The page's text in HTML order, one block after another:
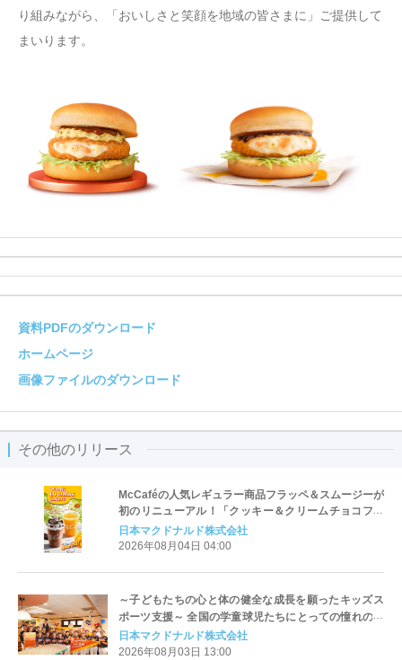
り組みながら、「おいしさと笑顔を地域の皆さまに」ご提供して
まいります。
資料PDFのダウンロード
ホームページ
画像ファイルのダウンロード
その他のリリース
McCaféの人気レギュラー商品フラッペ＆スムージーが
初のリニューアル！「クッキー＆クリームチョコフラ
ッペ」「マンゴースムージー」8月5日（水）から販売
開始
日本マクドナルド株式会社
2026年08月04日 04:00
～子どもたちの心と体の健全な成長を願ったキッズス
ポーツ支援～ 全国の学童球児たちにとっての憧れの舞
台が愛媛に！ 『高円宮賜杯 第46回 全日本学童軟式野
球大会 マクドナルド・トーナメント』
日本マクドナルド株式会社
2026年08月03日 13:00